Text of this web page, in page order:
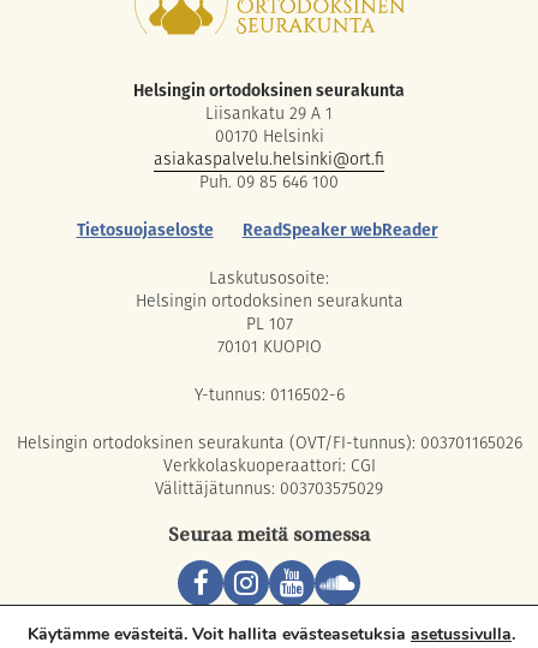
Helsingin ortodoksinen seurakunta
Liisankatu 29 A 1
00170 Helsinki
asiakaspalvelu.helsinki@ort.fi
Puh. 09 85 646 100
Tietosuojaseloste
ReadSpeaker webReader
Laskutusosoite:
Helsingin ortodoksinen seurakunta
PL 107
70101 KUOPIO
Y-tunnus: 0116502-6
Helsingin ortodoksinen seurakunta (OVT/FI-tunnus): 003701165026
Verkkolaskuoperaattori: CGI
Välittäjätunnus: 003703575029
Seuraa meitä somessa
Copyright © 2026 Orthodox Parish of Helsinki. All rights reserved.
Käytämme evästeitä. Voit hallita evästeasetuksia asetussivulla.